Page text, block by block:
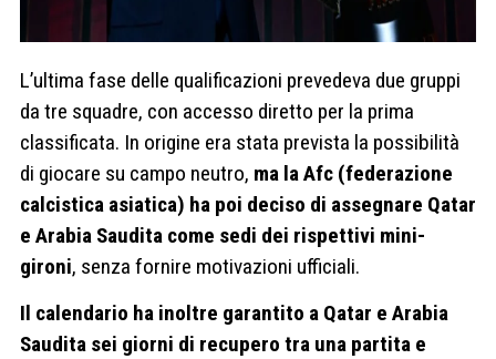
L’ultima fase delle qualificazioni prevedeva due gruppi
da tre squadre, con accesso diretto per la prima
classificata. In origine era stata prevista la possibilità
di giocare su campo neutro, ma la Afc (federazione
calcistica asiatica) ha poi deciso di assegnare Qatar
e Arabia Saudita come sedi dei rispettivi mini-
gironi, senza fornire motivazioni ufficiali.
Il calendario ha inoltre garantito a Qatar e Arabia
Saudita sei giorni di recupero tra una partita e